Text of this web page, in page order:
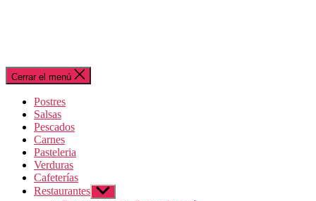
Cerrar el menú
Postres
Salsas
Pescados
Carnes
Pasteleria
Verduras
Cafeterías
Restaurantes Mostrar